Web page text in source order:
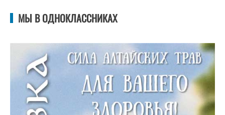
МЫ В ОДНОКЛАССНИКАХ